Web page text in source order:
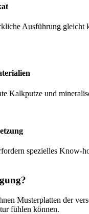
Ausführung gleicht
Kalkputze und
spezielles Know-
Musterplatten der
fühlen können.